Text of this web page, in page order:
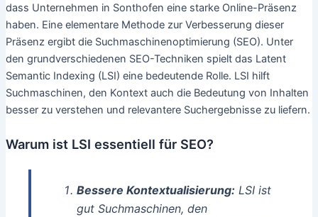
dass Unternehmen in Sonthofen eine starke Online-Präsenz
haben. Eine elementare Methode zur Verbesserung dieser
Präsenz ergibt die Suchmaschinenoptimierung (SEO). Unter
den grundverschiedenen SEO-Techniken spielt das Latent
Semantic Indexing (LSI) eine bedeutende Rolle. LSI hilft
Suchmaschinen, den Kontext auch die Bedeutung von Inhalten
besser zu verstehen und relevantere Suchergebnisse zu liefern.
Warum ist LSI essentiell für SEO?
Bessere Kontextualisierung: LSI ist
gut Suchmaschinen, den